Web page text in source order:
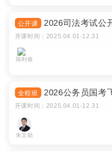
公开课 2026司法考试公
开课时间： 2025.04.01-12.31
陈利俊
全程班 2026公务员国考
开课时间： 2025.04.01-12.31
朱文助